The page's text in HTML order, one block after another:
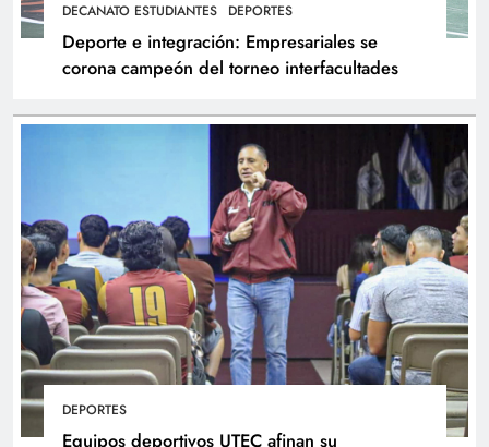
DECANATO ESTUDIANTES DEPORTES
Deporte e integración: Empresariales se
corona campeón del torneo interfacultades
DEPORTES
Equipos deportivos UTEC afinan su